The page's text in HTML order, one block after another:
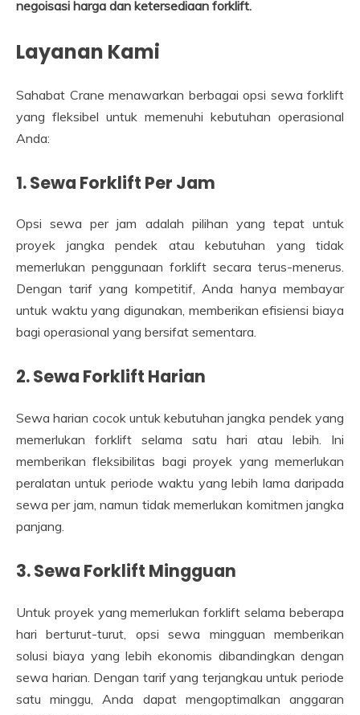
negoisasi harga dan ketersediaan forklift.
Layanan Kami
Sahabat Crane menawarkan berbagai opsi sewa forklift
yang fleksibel untuk memenuhi kebutuhan operasional
Anda:
1. Sewa Forklift Per Jam
Opsi sewa per jam adalah pilihan yang tepat untuk
proyek jangka pendek atau kebutuhan yang tidak
memerlukan penggunaan forklift secara terus-menerus.
Dengan tarif yang kompetitif, Anda hanya membayar
untuk waktu yang digunakan, memberikan efisiensi biaya
bagi operasional yang bersifat sementara.
2. Sewa Forklift Harian
Sewa harian cocok untuk kebutuhan jangka pendek yang
memerlukan forklift selama satu hari atau lebih. Ini
memberikan fleksibilitas bagi proyek yang memerlukan
peralatan untuk periode waktu yang lebih lama daripada
sewa per jam, namun tidak memerlukan komitmen jangka
panjang.
3. Sewa Forklift Mingguan
Untuk proyek yang memerlukan forklift selama beberapa
hari berturut-turut, opsi sewa mingguan memberikan
solusi biaya yang lebih ekonomis dibandingkan dengan
sewa harian. Dengan tarif yang terjangkau untuk periode
satu minggu, Anda dapat mengoptimalkan anggaran